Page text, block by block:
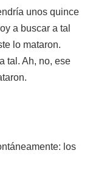
unos quince
a buscar a tal
lo mataron.
tal. Ah, no, ese
los